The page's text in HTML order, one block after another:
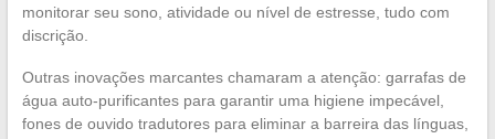
monitorar seu sono, atividade ou nível de estresse, tudo com
discrição.
Outras inovações marcantes chamaram a atenção: garrafas de
água auto-purificantes para garantir uma higiene impecável,
fones de ouvido tradutores para eliminar a barreira das línguas,